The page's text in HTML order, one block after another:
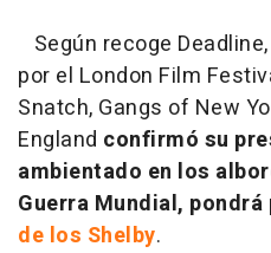
Según recoge
por el London Film
Snatch, Gangs of New
England confirmó su
ambientado en los
Guerra Mundial, pondrá
de los Shelby.